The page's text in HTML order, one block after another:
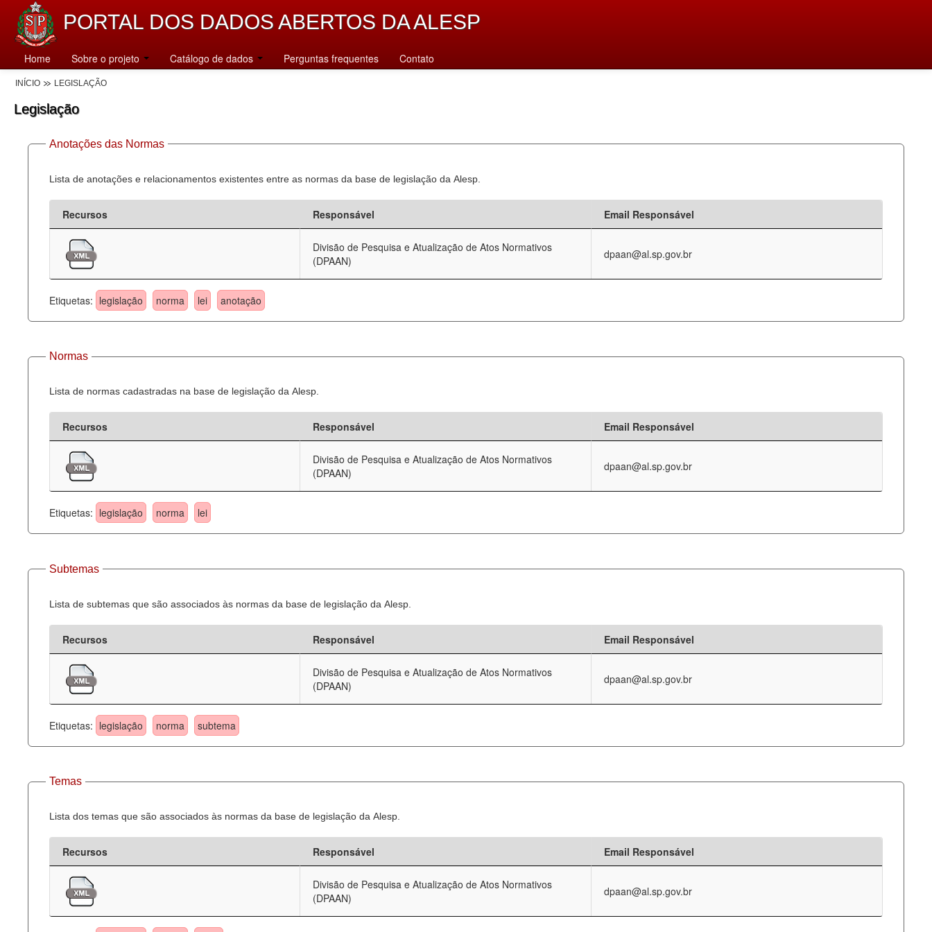
PORTAL DOS DADOS ABERTOS DA ALESP
Home Sobre o projeto Catálogo de dados Perguntas frequentes Contato
INÍCIO LEGISLAÇÃO
Legislação
Anotações das Normas
Lista de anotações e relacionamentos existentes entre as normas da base de legislação da Alesp.
Recursos Responsável Email Responsável
Divisão de Pesquisa e Atualização de Atos Normativos
(DPAAN)
dpaan@al.sp.gov.br
Etiquetas: legislação norma lei anotação
Normas
Lista de normas cadastradas na base de legislação da Alesp.
Recursos Responsável Email Responsável
Divisão de Pesquisa e Atualização de Atos Normativos
(DPAAN)
dpaan@al.sp.gov.br
Etiquetas: legislação norma lei
Subtemas
Lista de subtemas que são associados às normas da base de legislação da Alesp.
Recursos Responsável Email Responsável
Divisão de Pesquisa e Atualização de Atos Normativos
(DPAAN)
dpaan@al.sp.gov.br
Etiquetas: legislação norma subtema
Temas
Lista dos temas que são associados às normas da base de legislação da Alesp.
Recursos Responsável Email Responsável
Divisão de Pesquisa e Atualização de Atos Normativos
(DPAAN)
dpaan@al.sp.gov.br